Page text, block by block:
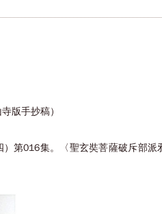
版手抄稿）
第016集。〈聖玄奘菩薩破斥部派